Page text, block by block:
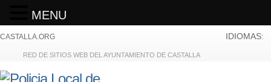
CASTALLA.ORG
RED DE SITIOS WEB DEL AYUNTAMIENTO DE CASTALLA
IDIOMAS:
MENU